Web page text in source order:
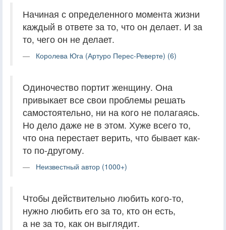
Начиная с определенного момента жизни
каждый в ответе за то, что он делает. И за
то, чего он не делает.
Королева Юга (Артуро Перес-Реверте) (6)
Одиночество портит женщину. Она
привыкает все свои проблемы решать
самостоятельно, ни на кого не полагаясь.
Но дело даже не в этом. Хуже всего то,
что она перестает верить, что бывает как-
то по-другому.
Неизвестный автор (1000+)
Чтобы действительно любить кого-то,
нужно любить его за то, кто он есть,
а не за то, как он выглядит.